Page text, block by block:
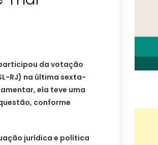
da votação
RJ) na última sexta-
ela teve uma
conforme
jurídica e política